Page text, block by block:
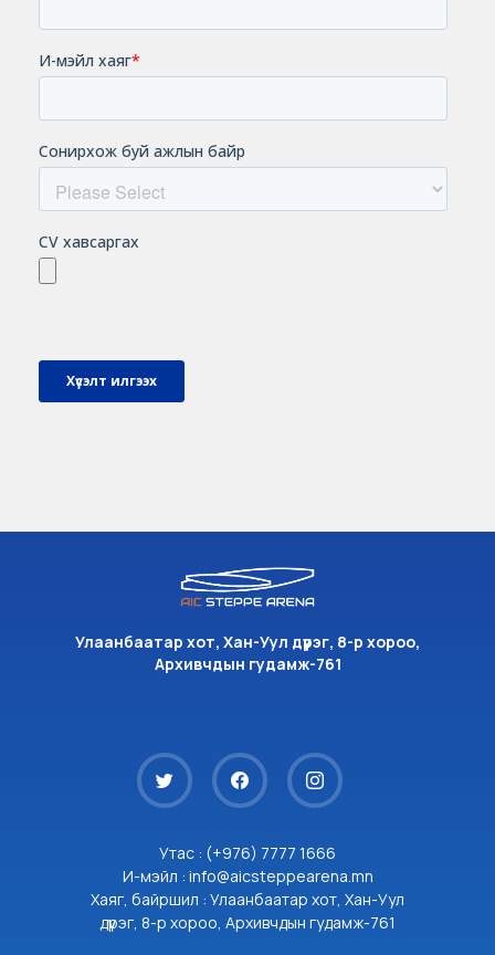
Улаанбаатар хот, Хан-Уул дүүрэг, 8-р хороо,
Архивчдын гудамж-761
Утас : (+976) 7777 1666
И-мэйл : info@aicsteppearena.mn
Хаяг, байршил : Улаанбаатар хот, Хан-Уул
дүүрэг, 8-р хороо, Архивчдын гудамж-761